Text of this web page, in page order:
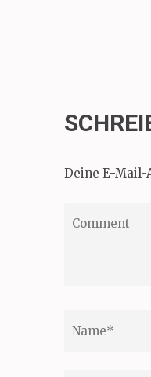
Deine E-